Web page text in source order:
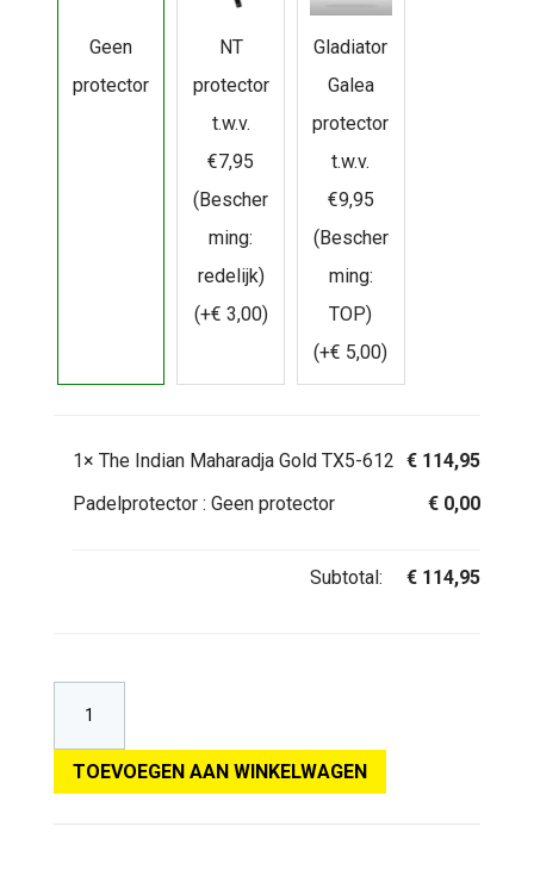
Geen
protector
NT
protector
t.w.v.
€7,95
(Bescher
ming:
redelijk)
(+€ 3,00)
Gladiator
Galea
protector
t.w.v.
€9,95
(Bescher
ming:
TOP)
(+€ 5,00)
1× The Indian Maharadja Gold TX5-612 € 114,95
Padelprotector : Geen protector € 0,00
Subtotal: € 114,95
TOEVOEGEN AAN WINKELWAGEN